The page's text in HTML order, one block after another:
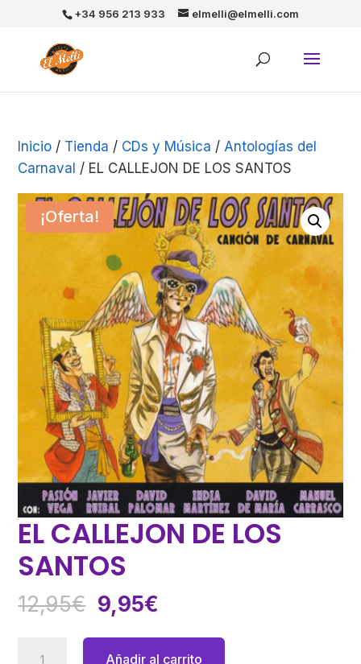
+34 956 213 933 elmelli@elmelli.com
Inicio / Tienda / CDs y Música / Antologías del
Carnaval / EL CALLEJON DE LOS SANTOS
¡Oferta!
EL CALLEJON DE LOS
SANTOS
12,95€ El
precio
9,95€
Añadir al carrito